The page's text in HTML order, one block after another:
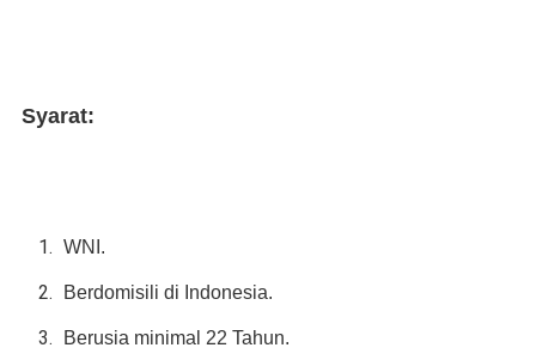
Syarat:
WNI.
Berdomisili di Indonesia.
Berusia minimal 22 Tahun.